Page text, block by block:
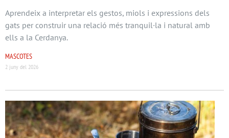
Aprendeix a interpretar els gestos, miols i expressions dels
gats per construir una relació més tranquil·la i natural amb
ells a la Cerdanya.
MASCOTES
2 juny del 2026